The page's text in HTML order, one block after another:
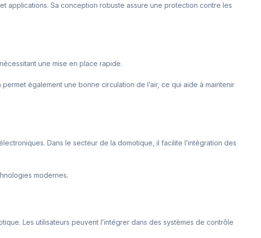
applications. Sa conception robuste assure une protection contre les
une mise en place rapide.
également une bonne circulation de l’air, ce qui aide à maintenir
Dans le secteur de la domotique, il facilite l’intégration des
modernes.
Les utilisateurs peuvent l’intégrer dans des systèmes de contrôle